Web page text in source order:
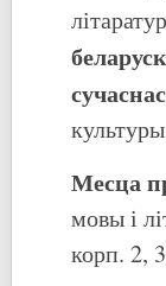
Месца
мовы і
корп. 2,